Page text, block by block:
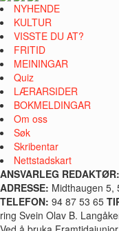
NYHENDE
KULTUR
VISSTE DU AT?
FRITID
MEININGAR
Quiz
LÆRARSIDER
BOKMELDINGAR
Om oss
Søk
Skribentar
Nettstadskart
ANSVARLEG REDAKTØR:
ADRESSE: Midthaugen 5,
TELEFON: 94 87 53 65
ring Svein Olav B.